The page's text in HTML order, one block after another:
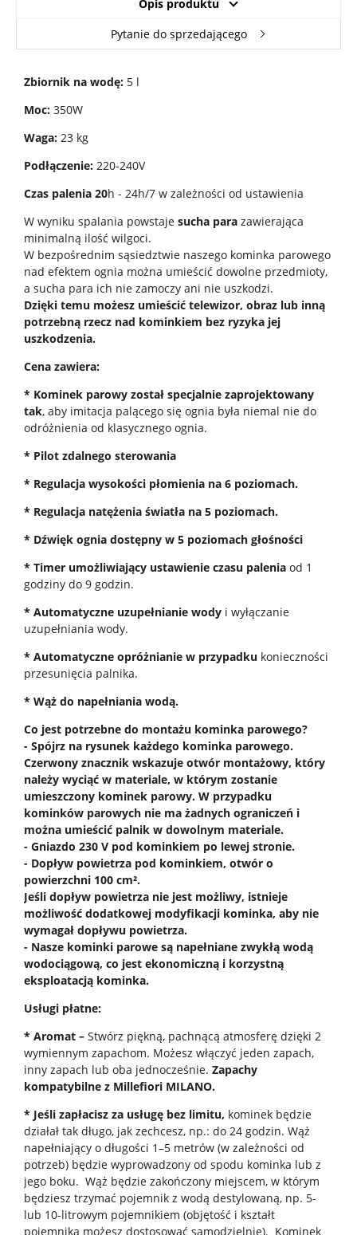
Opis produktu
Pytanie do sprzedającego
Zbiornik na wodę:5 l
Moc:350W
Waga:23 kg
Podłączenie:220-240V
Czas palenia 20h - 24h/7 w zależności od ustawienia
W wyniku spalania powstaje sucha parazawierająca
minimalną ilość wilgoci.
W bezpośrednim sąsiedztwie naszego kominka parowego
nad efektem ognia można umieścić dowolne przedmioty,
a sucha para ich nie zamoczy ani nie uszkodzi.
Dzięki temu możesz umieścić telewizor, obraz lub inną
potrzebną rzecz nad kominkiem bez ryzyka jej
uszkodzenia.
Cena zawiera:
* Kominek parowy został specjalnie zaprojektowany
tak, aby imitacja palącego się ognia była niemal nie do
odróżnienia od klasycznego ognia.
* Pilot zdalnego sterowania
* Regulacja wysokości płomienia na 6 poziomach.
* Regulacja natężenia światła na 5 poziomach.
* Dźwięk ognia dostępny w 5 poziomach głośności
* Timer umożliwiający ustawienie czasu paleniaod 1
godziny do 9 godzin.
* Automatyczne uzupełnianie wodyi wyłączanie
uzupełniania wody.
* Automatyczne opróżnianie w przypadkukonieczności
przesunięcia palnika.
* Wąż do napełniania wodą.
Co jest potrzebne do montażu kominka parowego?
- Spójrz na rysunek każdego kominka parowego.
Czerwony znacznik wskazuje otwór montażowy, który
należy wyciąć w materiale, w którym zostanie
umieszczony kominek parowy. W przypadku
kominków parowych nie ma żadnych ograniczeń i
można umieścić palnik w dowolnym materiale.
- Gniazdo 230 V pod kominkiem po lewej stronie.
- Dopływ powietrza pod kominkiem, otwór o
powierzchni 100 cm².
Jeśli dopływ powietrza nie jest możliwy, istnieje
możliwość dodatkowej modyfikacji kominka, aby nie
wymagał dopływu powietrza.
- Nasze kominki parowe są napełniane zwykłą wodą
wodociągową, co jest ekonomiczną i korzystną
eksploatacją kominka.
Usługi płatne:
* Aromat –Stwórz piękną, pachnącą atmosferę dzięki 2
wymiennym zapachom. Możesz włączyć jeden zapach,
inny zapach lub oba jednocześnie. Zapachy
kompatybilne z Millefiori MILANO.
* Jeśli zapłacisz za usługę bez limitu, kominek będzie
działał tak długo, jak zechcesz, np.: do 24 godzin. Wąż
napełniający o długości 1–5 metrów (w zależności od
potrzeb) będzie wyprowadzony od spodu kominka lub z
jego boku. Wąż będzie zakończony miejscem, w którym
będziesz trzymać pojemnik z wodą destylowaną, np. 5-
lub 10-litrowym pojemnikiem (objętość i kształt
pojemnika możesz dostosować samodzielnie). Kominek